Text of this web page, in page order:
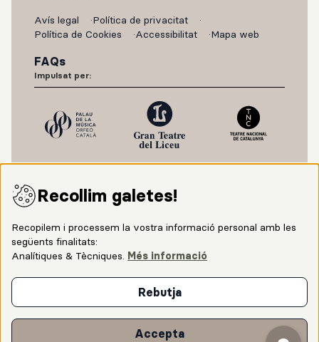
Avís legal
Política de privacitat
Política de Cookies
Accessibilitat Mapa web
FAQs
Impulsat per:
Amb el suport de:
Amb la col·laboració del Ministerio de Cultura y
Recollim galetes!
Recopilem i processem la vostra informació personal amb les
següents finalitats:
Analítiques & Tècniques. Més informació
Rebutja
Accepta